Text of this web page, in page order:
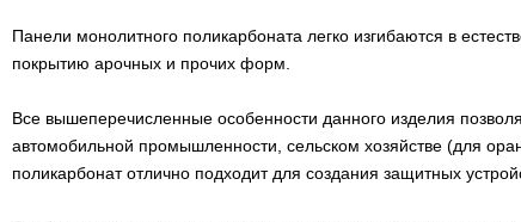
Панели монолитного поликарбоната легко изгибаются в
покрытию арочных и прочих форм.
Все вышеперечисленные особенности данного изделия
автомобильной промышленности, сельском хозяйстве (для
поликарбонат отлично подходит для создания защитных